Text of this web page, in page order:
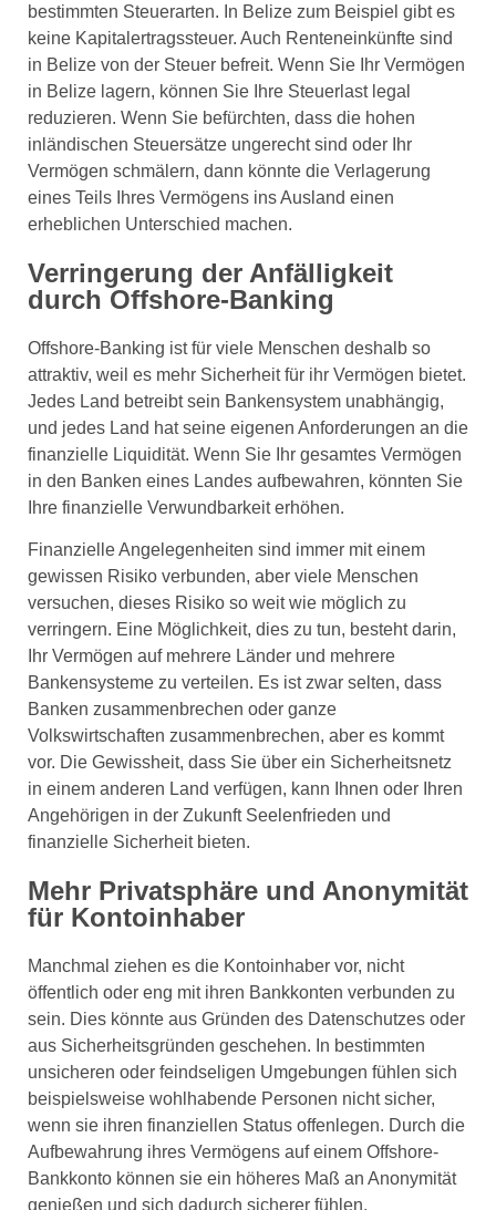
bestimmten Steuerarten. In Belize zum Beispiel gibt es
keine Kapitalertragssteuer. Auch Renteneinkünfte sind
in Belize von der Steuer befreit. Wenn Sie Ihr Vermögen
in Belize lagern, können Sie Ihre Steuerlast legal
reduzieren. Wenn Sie befürchten, dass die hohen
inländischen Steuersätze ungerecht sind oder Ihr
Vermögen schmälern, dann könnte die Verlagerung
eines Teils Ihres Vermögens ins Ausland einen
erheblichen Unterschied machen.
Verringerung der Anfälligkeit
durch Offshore-Banking
Offshore-Banking ist für viele Menschen deshalb so
attraktiv, weil es mehr Sicherheit für ihr Vermögen bietet.
Jedes Land betreibt sein Bankensystem unabhängig,
und jedes Land hat seine eigenen Anforderungen an die
finanzielle Liquidität. Wenn Sie Ihr gesamtes Vermögen
in den Banken eines Landes aufbewahren, könnten Sie
Ihre finanzielle Verwundbarkeit erhöhen.
Finanzielle Angelegenheiten sind immer mit einem
gewissen Risiko verbunden, aber viele Menschen
versuchen, dieses Risiko so weit wie möglich zu
verringern. Eine Möglichkeit, dies zu tun, besteht darin,
Ihr Vermögen auf mehrere Länder und mehrere
Bankensysteme zu verteilen. Es ist zwar selten, dass
Banken zusammenbrechen oder ganze
Volkswirtschaften zusammenbrechen, aber es kommt
vor. Die Gewissheit, dass Sie über ein Sicherheitsnetz
in einem anderen Land verfügen, kann Ihnen oder Ihren
Angehörigen in der Zukunft Seelenfrieden und
finanzielle Sicherheit bieten.
Mehr Privatsphäre und Anonymität
für Kontoinhaber
Manchmal ziehen es die Kontoinhaber vor, nicht
öffentlich oder eng mit ihren Bankkonten verbunden zu
sein. Dies könnte aus Gründen des Datenschutzes oder
aus Sicherheitsgründen geschehen. In bestimmten
unsicheren oder feindseligen Umgebungen fühlen sich
beispielsweise wohlhabende Personen nicht sicher,
wenn sie ihren finanziellen Status offenlegen. Durch die
Aufbewahrung ihres Vermögens auf einem Offshore-
Bankkonto können sie ein höheres Maß an Anonymität
genießen und sich dadurch sicherer fühlen.